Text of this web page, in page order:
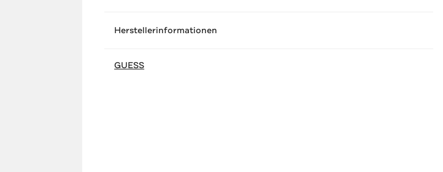
Herstellerinformationen
GUESS